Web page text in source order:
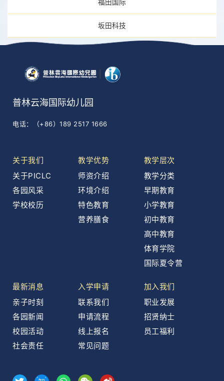
福田国际
坂田科技
普林云海国际幼儿园
电话：（+86）189 2517 1666
关于我们
关于PICLC
各园风采
学校校历
教学优势
师资介绍
环境介绍
特色教育
营养膳食
教学层次
教学分类
早期教育
小学教育
初中教育
高中教育
体育学院
国际夏令营
最新消息
亲子时刻
各园新闻
校园活动
社会责任
入学申请
联系我们
申请流程
线上报名
常见问题
加入我们
职业发展
招贤纳士
员工福利